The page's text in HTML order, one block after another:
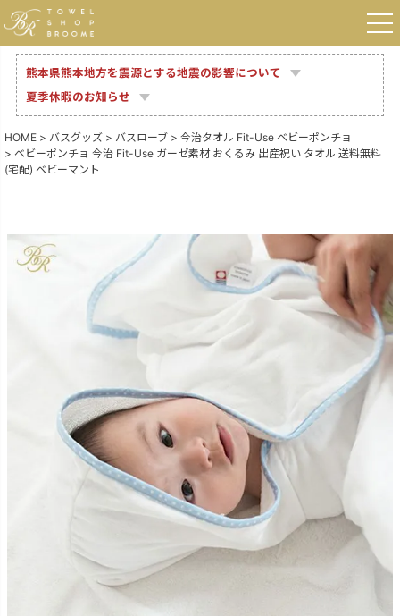
熊本県熊本地方を震源とする地震の影響について
夏季休暇のお知らせ
HOME バスグッズ バスローブ
今治タオル Fit-Use ベビーポンチョ
ベビーポンチョ 今治 Fit-Use ガーゼ素材 おくるみ 出産祝い タオル 送料無料
(宅配) ベビーマント